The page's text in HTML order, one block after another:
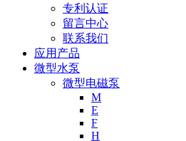
专利认证
留言中心
联系我们
应用产品
微型水泵
微型电磁泵
M
E
F
H